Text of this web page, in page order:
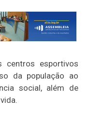
centros esportivos
da população ao
social, além de